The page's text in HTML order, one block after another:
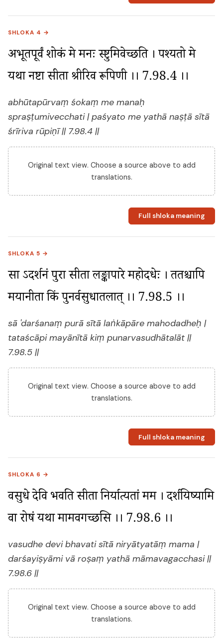
SHLOKA 4 →
अभूतपूर्वं शोकं मे मनः स्प्रष्टुमिवेच्छति । पश्यतो मे
यथा नष्टा सीता श्रीरिव रूपिणी ।। 7.98.4 ।।
abhūtapūrvaṃ śokaṃ me manaḥ
spraṣṭumivecchati | paśyato me yathā naṣṭā sītā
śrīriva rūpiṇī || 7.98.4 ||
Original text view. Choose a source above to add
translations.
Full shloka meaning
SHLOKA 5 →
सा ऽदर्शनं पुरा सीता लङ्कापारे महोदधेः । ततश्चापि
मयानीता किं पुनर्वसुधातलात् ।। 7.98.5 ।।
sā 'darśanaṃ purā sītā laṅkāpāre mahodadheḥ |
tataścāpi mayānītā kiṃ punarvasudhātalāt ||
7.98.5 ||
Original text view. Choose a source above to add
translations.
Full shloka meaning
SHLOKA 6 →
वसुधे देवि भवति सीता निर्यात्यतां मम । दर्शयिष्यामि
वा रोषं यथा मामवगच्छसि ।। 7.98.6 ।।
vasudhe devi bhavati sītā niryātyatāṃ mama |
darśayiṣyāmi vā roṣaṃ yathā māmavagacchasi ||
7.98.6 ||
Original text view. Choose a source above to add
translations.